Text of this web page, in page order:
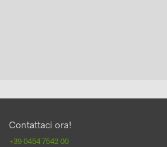
Contattaci ora!
+39 0454 7542 00